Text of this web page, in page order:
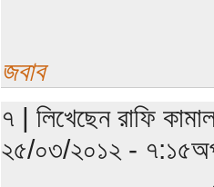
জবাব
৭ | লিখেছেন রাফি
২৫/০৩/২০১২ -